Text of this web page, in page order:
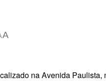
A
na Avenida Paulista,